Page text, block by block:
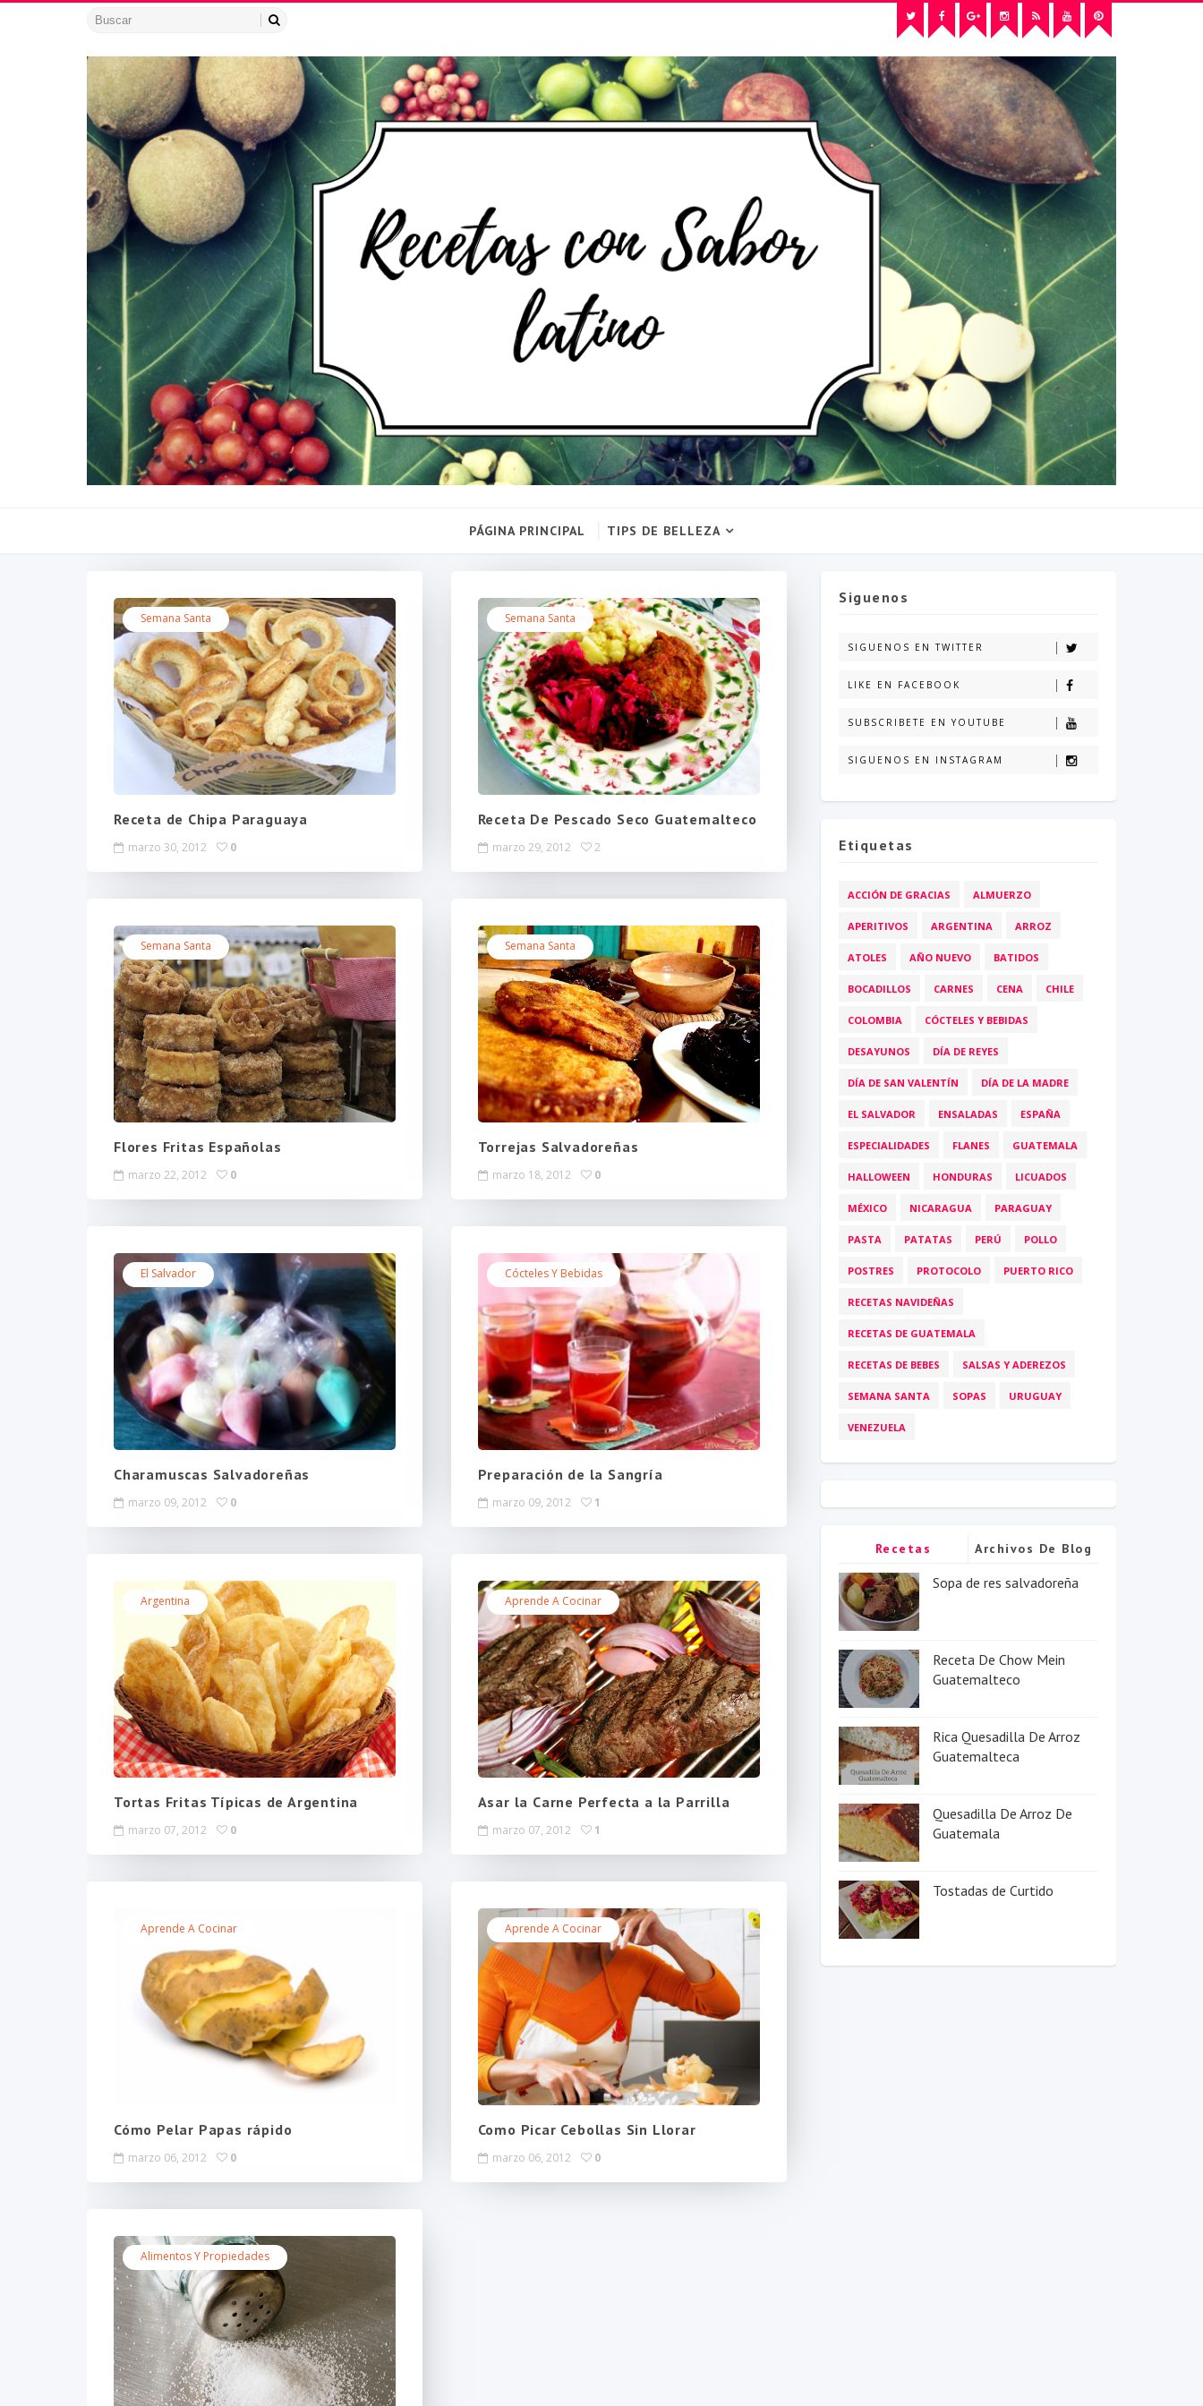
PÁGINA PRINCIPAL TIPS DE BELLEZA
Semana Santa
Receta de Chipa Paraguaya
marzo 30, 2012 0
Semana Santa
Receta De Pescado Seco Guatemalteco
marzo 29, 2012 2
Semana Santa
Flores Fritas Españolas
marzo 22, 2012 0
Semana Santa
Torrejas Salvadoreñas
marzo 18, 2012 0
El Salvador
Charamuscas Salvadoreñas
marzo 09, 2012 0
Cócteles Y Bebidas
Preparación de la Sangría
marzo 09, 2012 1
Argentina
Tortas Fritas Típicas de Argentina
marzo 07, 2012 0
Aprende A Cocinar
Asar la Carne Perfecta a la Parrilla
marzo 07, 2012 1
Aprende A Cocinar
Cómo Pelar Papas rápido
marzo 06, 2012 0
Aprende A Cocinar
Como Picar Cebollas Sin Llorar
marzo 06, 2012 0
Alimentos Y Propiedades
Siguenos
SIGUENOS EN TWITTER
LIKE EN FACEBOOK
SUBSCRIBETE EN YOUTUBE
SIGUENOS EN INSTAGRAM
Etiquetas
ACCIÓN DE GRACIAS ALMUERZO
APERITIVOS ARGENTINA ARROZ
ATOLES AÑO NUEVO BATIDOS
BOCADILLOS CARNES CENA CHILE
COLOMBIA CÓCTELES Y BEBIDAS
DESAYUNOS DÍA DE REYES
DÍA DE SAN VALENTÍN DÍA DE LA MADRE
EL SALVADOR ENSALADAS ESPAÑA
ESPECIALIDADES FLANES GUATEMALA
HALLOWEEN HONDURAS LICUADOS
MÉXICO NICARAGUA PARAGUAY
PASTA PATATAS PERÚ POLLO
POSTRES PROTOCOLO PUERTO RICO
RECETAS NAVIDEÑAS
RECETAS DE GUATEMALA
RECETAS DE BEBES SALSAS Y ADEREZOS
SEMANA SANTA SOPAS URUGUAY
VENEZUELA
Recetas
Populares
Archivos De Blog
Sopa de res salvadoreña
Receta De Chow Mein
Guatemalteco
Rica Quesadilla De Arroz
Guatemalteca
Quesadilla De Arroz De
Guatemala
Tostadas de Curtido